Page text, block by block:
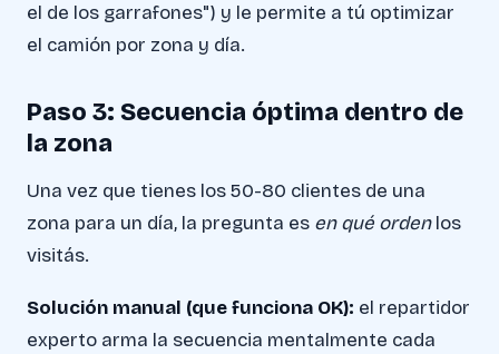
el de los garrafones") y le permite a tú optimizar
el camión por zona y día.
Paso 3: Secuencia óptima dentro de
la zona
Una vez que tienes los 50-80 clientes de una
zona para un día, la pregunta es en qué ordenlos
visitás.
Solución manual (que funciona OK): el repartidor
experto arma la secuencia mentalmente cada